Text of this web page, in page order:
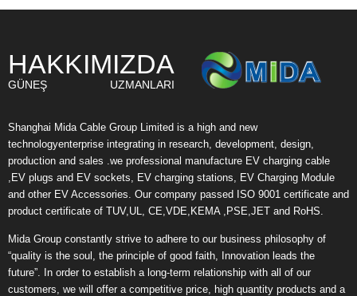
HAKKIMIZDA
GÜNEŞ UZMANLARI
Shanghai Mida Cable Group Limited is a high and new
technologyenterprise integrating in research, development, design,
production and sales .we professional manufacture EV charging cable
,EV plugs and EV sockets, EV charging stations, EV Charging Module
and other EV Accessories. Our company passed ISO 9001 certificate and
product certificate of TUV,UL, CE,VDE,KEMA ,PSE,JET and RoHS.
Mida Group constantly strive to adhere to our business philosophy of
“quality is the soul, the principle of good faith, Innovation leads the
future”. In order to establish a long-term relationship with all of our
customers, we will offer a competitive price, high quantity products and a